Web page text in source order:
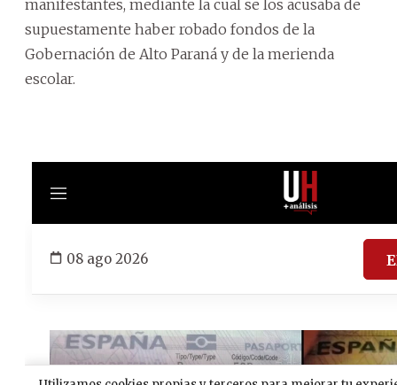
manifestantes, mediante la cual se los acusaba de
supuestamente haber robado fondos de la
Gobernación de Alto Paraná y de la merienda
escolar.